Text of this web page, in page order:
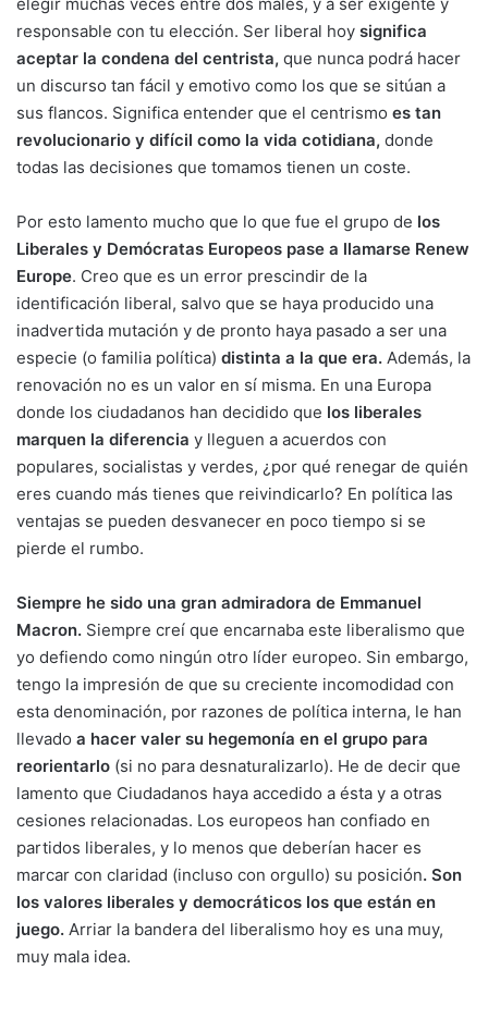
responsable con tu elección. Ser liberal hoy significa
aceptar la condena del centrista, que nunca podrá hacer
un discurso tan fácil y emotivo como los que se sitúan a
sus flancos. Significa entender que el centrismo es tan
revolucionario y difícil como la vida cotidiana, donde
todas las decisiones que tomamos tienen un coste.
Por esto lamento mucho que lo que fue el grupo de los
Liberales y Demócratas Europeos pase a llamarse Renew
Europe. Creo que es un error prescindir de la
identificación liberal, salvo que se haya producido una
inadvertida mutación y de pronto haya pasado a ser una
especie (o familia política) distinta a la que era. Además, la
renovación no es un valor en sí misma. En una Europa
donde los ciudadanos han decidido que los liberales
marquen la diferencia y lleguen a acuerdos con
populares, socialistas y verdes, ¿por qué renegar de quién
eres cuando más tienes que reivindicarlo? En política las
ventajas se pueden desvanecer en poco tiempo si se
pierde el rumbo.
Siempre he sido una gran admiradora de Emmanuel
Macron. Siempre creí que encarnaba este liberalismo que
yo defiendo como ningún otro líder europeo. Sin embargo,
tengo la impresión de que su creciente incomodidad con
esta denominación, por razones de política interna, le han
llevado a hacer valer su hegemonía en el grupo para
reorientarlo (si no para desnaturalizarlo). He de decir que
lamento que Ciudadanos haya accedido a ésta y a otras
cesiones relacionadas. Los europeos han confiado en
partidos liberales, y lo menos que deberían hacer es
marcar con claridad (incluso con orgullo) su posición. Son
los valores liberales y democráticos los que están en
juego. Arriar la bandera del liberalismo hoy es una muy,
muy mala idea.